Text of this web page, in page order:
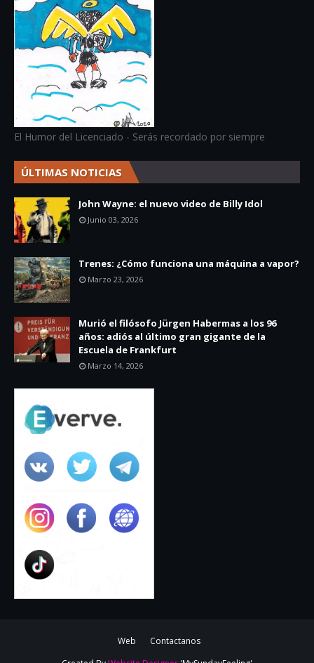
El Humor del Licenciado - Serás recordado por siempre
ÚLTIMAS NOTICIAS
John Wayne: el nuevo video de Billy Idol
Junio 03, 2026
Trenes: ¿Cómo funciona una máquina a vapor?
Marzo 23, 2026
Murió el filósofo Jürgen Habermas a los 96
años: adiós al último gran gigante de la
Escuela de Frankfurt
Marzo 14, 2026
Web
Contactanos